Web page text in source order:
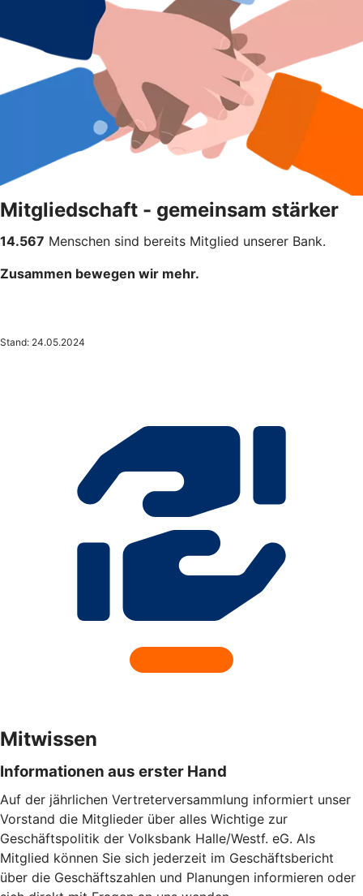
Mitgliedschaft - gemeinsam stärker
14.567 Menschen sind bereits Mitglied unserer Bank.
Zusammen bewegen wir mehr.
Stand: 24.05.2024
Mitwissen
Informationen aus erster Hand
Auf der jährlichen Vertreterversammlung informiert unser
Vorstand die Mitglieder über alles Wichtige zur
Geschäftspolitik der Volksbank Halle/Westf. eG. Als
Mitglied können Sie sich jederzeit im Geschäftsbericht
über die Geschäftszahlen und Planungen informieren oder